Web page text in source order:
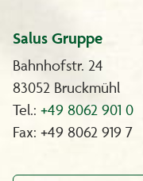
Salus Gruppe
Bahnhofstr. 24
83052 Bruckmühl
Tel.: +49 8062 901 0
Fax: +49 8062 919 7